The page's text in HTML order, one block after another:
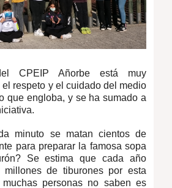
CPEIP Añorbe está muy
respeto y el cuidado del medio
que engloba, y se ha sumado a
minuto se matan cientos de
para preparar la famosa sopa
Se estima que cada año
millones de tiburones por esta
personas no saben es